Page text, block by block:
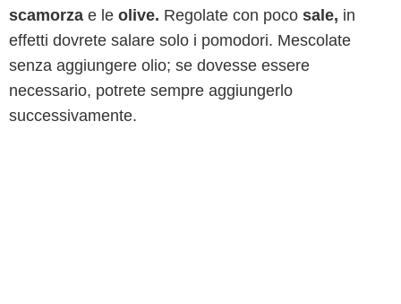
scamorza e le olive. Regolate con poco sale, in
effetti dovrete salare solo i pomodori. Mescolate
senza aggiungere olio; se dovesse essere
necessario, potrete sempre aggiungerlo
successivamente.